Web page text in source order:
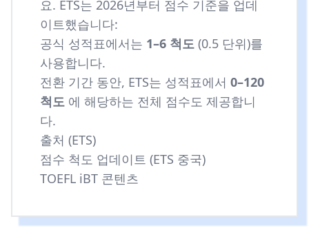
요. ETS는 2026년부터 점수 기준을 업데
이트했습니다:
공식 성적표에서는 1–6 척도 (0.5 단위)를
사용합니다.
전환 기간 동안, ETS는 성적표에서 0–120
척도 에 해당하는 전체 점수도 제공합니
다.
출처 (ETS)
점수 척도 업데이트 (ETS 중국)
TOEFL iBT 콘텐츠